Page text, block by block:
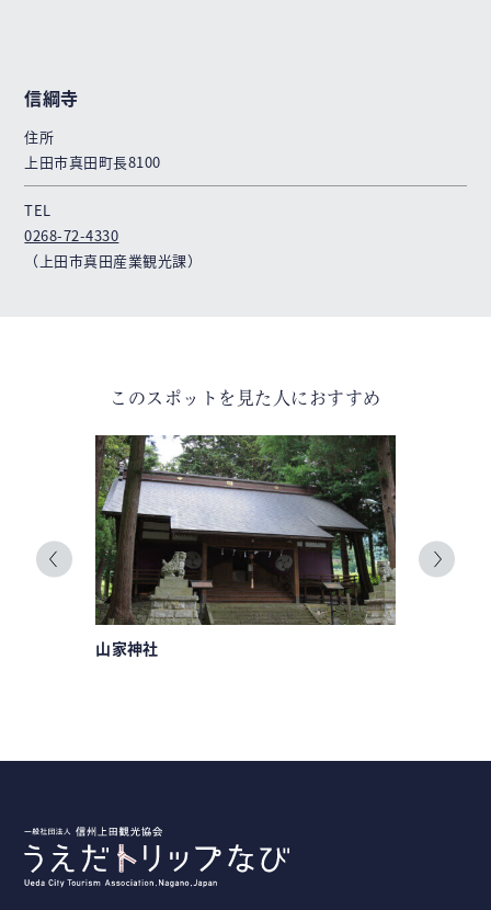
信綱寺
住所
上田市真田町長8100
TEL
0268-72-4330
（上田市真田産業観光課）
このスポットを見た人におすすめ
山家神社